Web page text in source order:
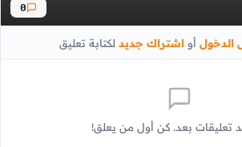
0
الدخول أواشتراك جديد لكتابة تعليق
تعليقات بعد. كن أول من يعلق!